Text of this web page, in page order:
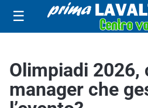
☰
Olimpiadi 2026,
manager che